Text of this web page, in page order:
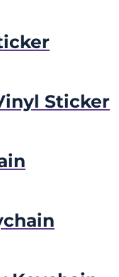
Sticker